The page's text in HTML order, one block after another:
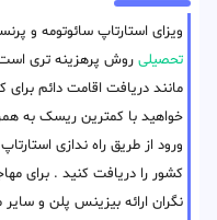
ویزای استارتاپ سائوتومه و
تحصیلی روش پرهزینه تری
مانند دریافت اقامت دائم برای
خواهید با کمترین ریسک به
ورود از طریق راه ندازی
کشور را دریافت کنید . برای
نگران ارائه بیزینس پلن و